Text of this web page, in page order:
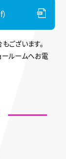
ございます。
ルームへお電